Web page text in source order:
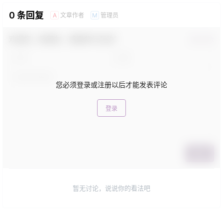
0 条回复 A 文章作者 M 管理员
您必须登录或注册以后才能发表评论
登录
暂无讨论，说说你的看法吧